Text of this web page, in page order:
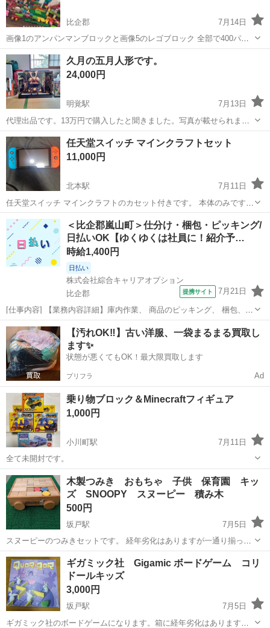
比企郡
7月14日
画像1のアンパンマンブロックと画像5のレゴブロック 全部で400パー
ツ程あります♡ お店屋さんごっこや着せ替えごっこ お家ごっこなんで
もできます😊 頭も手先も使うので知育にも◎ レゴの組み立てお手本は
ラミネートしたので ...
埼玉 比企郡 パズル アンパンマン
久月の五月人形です。
24,000円
明覚駅
7月13日
代理出品です。13万円で購入したと聞きました。写真が載せられませ
んでしたが、左の羽織りの襟が少し汚れています。兜の頭頂部に付け
る龍が一部塗装が剥がれています。
埼玉 比企郡 明覚駅
任天堂スイッチ マインクラフトセット
11,000円
北本駅
7月11日
任天堂スイッチ マインクラフトのカセット付きです。 本体のみです。
画面にはフィルムが貼ってあります。
埼玉 比企郡 北本駅 ポータブルゲーム
＜比企郡嵐山町＞仕分け・梱包・ピッキング/
日払いOK【ゆくゆくは社員に！紹介予…
時給1,400円
日払い
株式会社綜合キャリアオプション
比企郡
提携サイト 7月21日
[仕事内容] 【業務内容詳細】庫内作業、 商品のピッキング、 梱包、
送り状などの帳票類作成・セット、 その他付随業務【取扱製品情報】
健康食品 。＋お仕事探しはコンシェルスタッフにおまかせ＋。 あなた
のお仕事探しをしっか...
埼玉 比企郡 仕分け
【汚れOK‼️】古い洋服、一袋まるまる買取し
ます✨
状態が悪くてもOK！最大限買取します
プリフラ Ad
乗り物ブロック＆Minecraftフィギュア
1,000円
小川町駅
7月11日
全て未開封です。
埼玉 比企郡 小川町駅 おもちゃ
木製つみき おもちゃ 子供 保育園 キッ
ズ SNOOPY スヌーピー 積み木
500円
坂戸駅
7月5日
スヌーピーのつみきセットです。 経年劣化はありますが一通り揃って
います。画像にて判断してください。
埼玉 比企郡 坂戸駅 おもちゃ
ギガミック社 Gigamic ボードゲーム コリ
ドールキッズ
3,000円
坂戸駅
7月5日
ギガミック社のボードゲームになります。箱に経年劣化はありますが